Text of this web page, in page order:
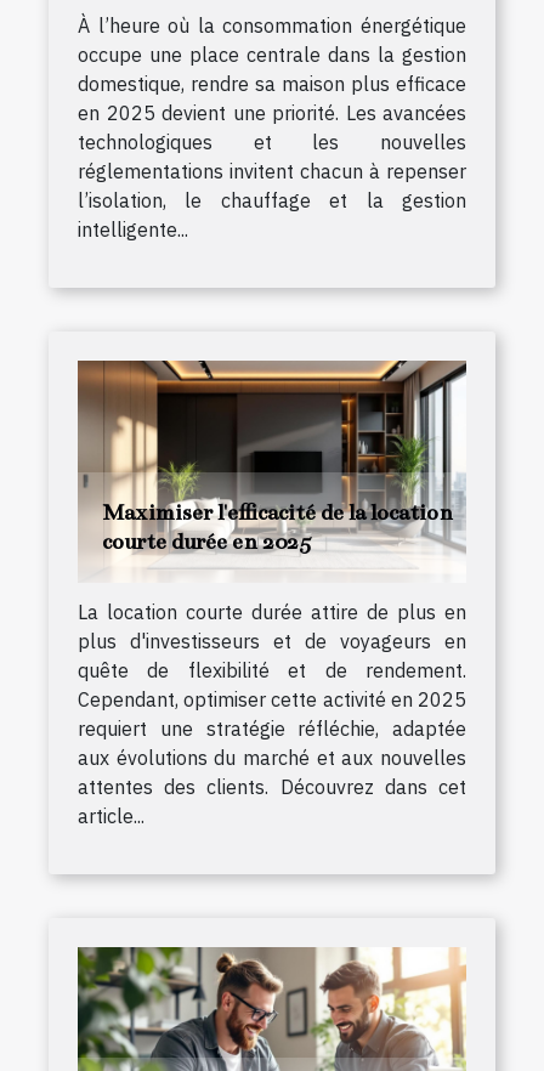
À l’heure où la consommation énergétique
occupe une place centrale dans la gestion
domestique, rendre sa maison plus efficace
en 2025 devient une priorité. Les avancées
technologiques et les nouvelles
réglementations invitent chacun à repenser
l’isolation, le chauffage et la gestion
intelligente...
Maximiser l'efficacité de la location
courte durée en 2025
La location courte durée attire de plus en
plus d'investisseurs et de voyageurs en
quête de flexibilité et de rendement.
Cependant, optimiser cette activité en 2025
requiert une stratégie réfléchie, adaptée
aux évolutions du marché et aux nouvelles
attentes des clients. Découvrez dans cet
article...